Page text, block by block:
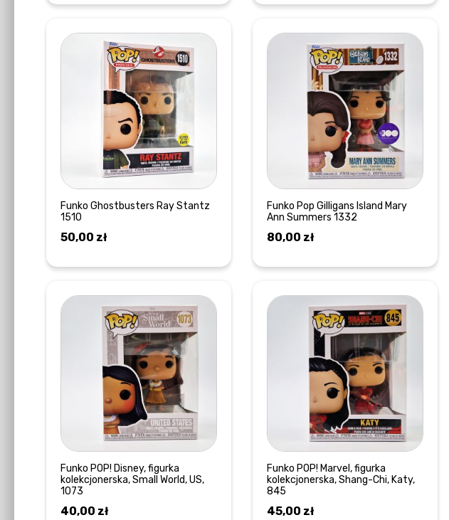
Funko Ghostbusters Ray Stantz
1510
50,00 zł
Funko Pop Gilligans Island Mary
Ann Summers 1332
80,00 zł
Funko POP! Disney, figurka
kolekcjonerska, Small World, US,
1073
40,00 zł
Funko POP! Marvel, figurka
kolekcjonerska, Shang-Chi, Katy,
845
45,00 zł